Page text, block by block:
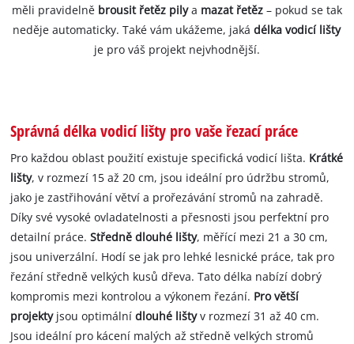
měli pravidelně brousit řetěz pilya mazat řetěz– pokud se tak
neděje automaticky. Také vám ukážeme, jakádélka vodicí lišty
je pro váš projekt nejvhodnější.
Správná délka vodicí lišty pro vaše řezací práce
Pro každou oblast použití existuje specifická vodicí lišta. Krátké
lišty, v rozmezí 15 až 20 cm, jsou ideální pro údržbu stromů,
jako je zastřihování větví a prořezávání stromů na zahradě.
Díky své vysoké ovladatelnosti a přesnosti jsou perfektní pro
detailní práce.Středně dlouhé lišty, měřící mezi 21 a 30 cm,
jsou univerzální. Hodí se jak pro lehké lesnické práce, tak pro
řezání středně velkých kusů dřeva. Tato délka nabízí dobrý
kompromis mezi kontrolou a výkonem řezání. Pro větší
projektyjsou optimálnídlouhé lištyv rozmezí 31 až 40 cm.
Jsou ideální pro kácení malých až středně velkých stromů